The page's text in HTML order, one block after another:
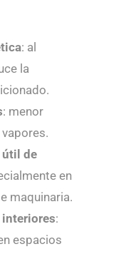
: al
la
: menor
útil de
en
maquinaria.
:
espacios